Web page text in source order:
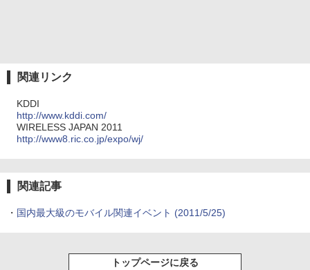
関連リンク
KDDI
http://www.kddi.com/
WIRELESS JAPAN 2011
http://www8.ric.co.jp/expo/wj/
関連記事
・ 国内最大級のモバイル関連イベント (2011/5/25)
トップページに戻る